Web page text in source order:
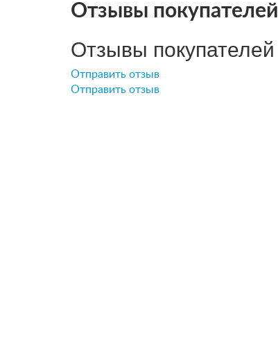
Отзывы покупателей
Отзывы покупателей
Отправить отзыв
Отправить отзыв